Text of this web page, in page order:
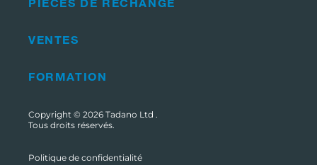
VENTES
FORMATION
Copyright © 2026 Tadano Ltd .
Tous droits réservés.
Politique de confidentialité